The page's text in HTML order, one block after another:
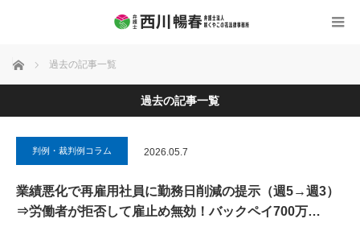
ホーム 過去の記事一覧
過去の記事一覧
判例・裁判例コラム 2026.05.7
業績悪化で再雇用社員に勤務日削減の提示（週5→週3）
⇒労働者が拒否して雇止め無効！バックペイ700万…